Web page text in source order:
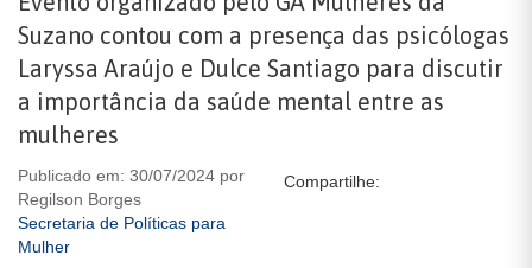
Suzano contou com a presença das psicólogas
Laryssa Araújo e Dulce Santiago para discutir
a importância da saúde mental entre as
mulheres
Publicado em: 30/07/2024 por
Regilson Borges
Secretaria de Políticas para
Mulher
Compartilhe: